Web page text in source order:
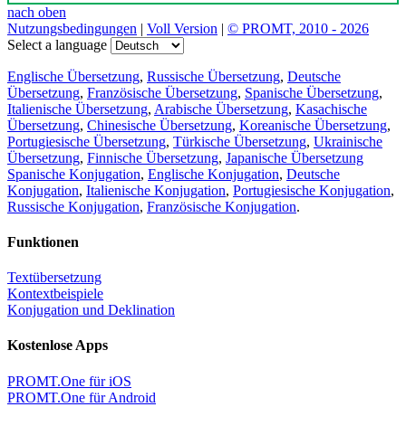
nach oben
Nutzungsbedingungen | Voll Version | © PROMT, 2010 - 2026
Select a language
Englische Übersetzung, Russische Übersetzung, Deutsche
Übersetzung, Französische Übersetzung, Spanische Übersetzung,
Italienische Übersetzung, Arabische Übersetzung, Kasachische
Übersetzung, Chinesische Übersetzung, Koreanische Übersetzung,
Portugiesische Übersetzung, Türkische Übersetzung, Ukrainische
Übersetzung, Finnische Übersetzung, Japanische Übersetzung
Spanische Konjugation, Englische Konjugation, Deutsche
Konjugation, Italienische Konjugation, Portugiesische Konjugation,
Russische Konjugation, Französische Konjugation.
Funktionen
Textübersetzung
Kontextbeispiele
Konjugation und Deklination
Kostenlose Apps
PROMT.One für iOS
PROMT.One für Android